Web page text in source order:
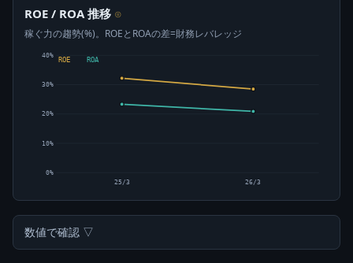
ROE / ROA 推移 ⊙
稼ぐ力の趨勢(%)。ROEとROAの差=財務レバレッジ
0%
10%
20%
30%
40%
ROE ROA
25/3 26/3
数値で確認 ▽